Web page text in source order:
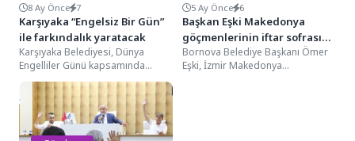
8 Ay Önce 7
Karşıyaka “Engelsiz Bir Gün”
ile farkındalık yaratacak
Karşıyaka Belediyesi, Dünya
Engelliler Günü kapsamında
hazırladığı programla, engelsiz
bir yaşam için farkındalık
yaratacak. 2...
5 Ay Önce 6
Başkan Eşki Makedonya
göçmenlerinin iftar sofrasına
konuk oldu
Bornova Belediye Başkanı Ömer
Eşki, İzmir Makedonya